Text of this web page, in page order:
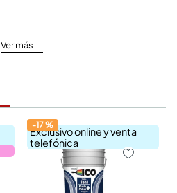
Ver más
Exclusivo online y venta
telefónica
-17%